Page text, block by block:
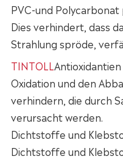
PVC-und
Dies verhindert, dass
Strahlung spröde,
TINTOLL
Oxidation und den
verhindern, die durch
verursacht werden.
Dichtstoffe und
Dichtstoffe und